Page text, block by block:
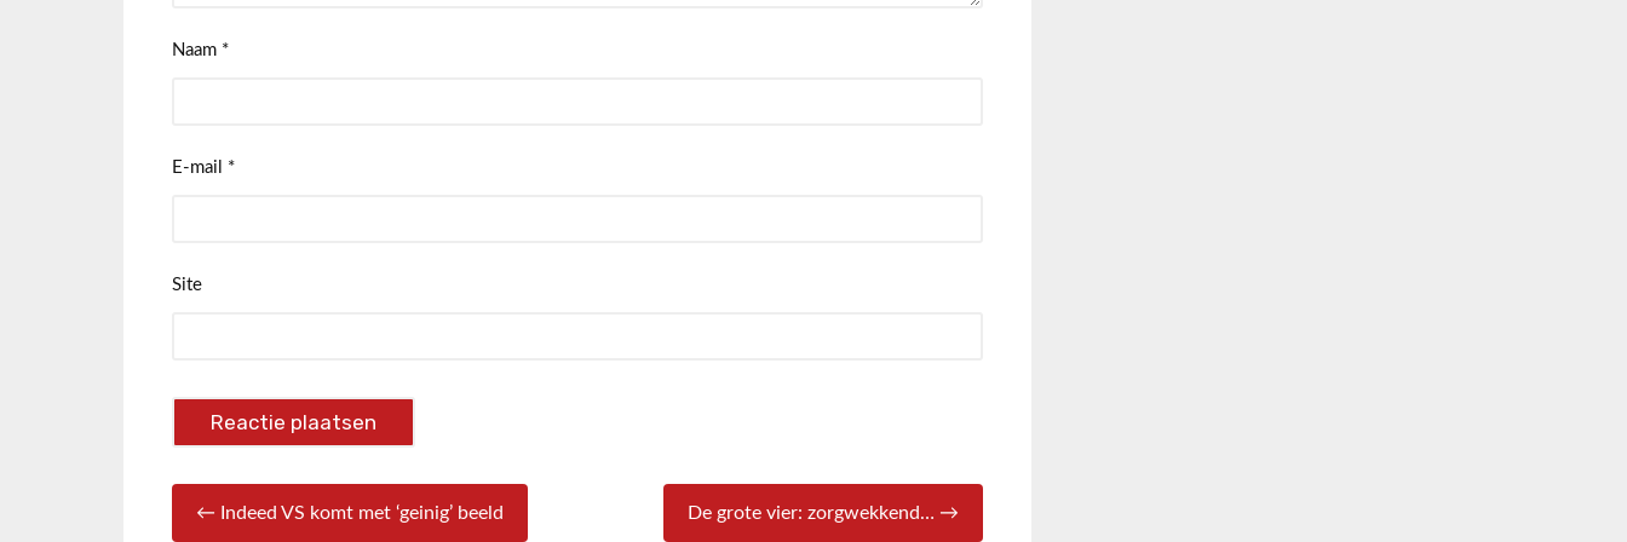
Naam *
E-mail *
Site
← Indeed VS komt met ‘geinig’ beeld De grote vier: zorgwekkend… →